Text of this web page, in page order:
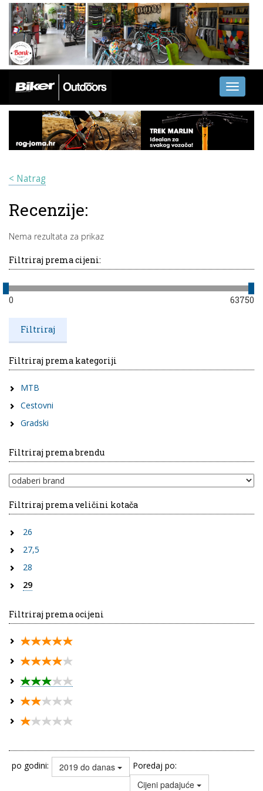
Toggle
< Natrag
Recenzije:
Nema rezultata za prikaz
Filtriraj prema cijeni:
0 63750
Filtriraj prema kategoriji
MTB
Cestovni
Gradski
Filtriraj prema brendu
Filtriraj prema veličini kotača
26
27,5
28
29
Filtriraj prema ocijeni
po godini: 2019 do danas Poredaj po:
Cijeni padajuće